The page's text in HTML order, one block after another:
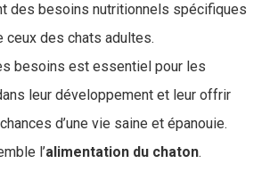
des besoins nutritionnels spécifiques
ceux des chats adultes.
besoins est essentiel pour les
leur développement et leur offrir
d’une vie saine et épanouie.
l’​alimentation du chaton.